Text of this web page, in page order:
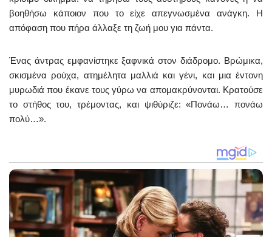
βοηθήσω κάποιον που το είχε απεγνωσμένα ανάγκη. Η
απόφαση που πήρα άλλαξε τη ζωή μου για πάντα.
Ένας άντρας εμφανίστηκε ξαφνικά στον διάδρομο. Βρώμικα,
σκισμένα ρούχα, ατημέλητα μαλλιά και γένι, και μια έντονη
μυρωδιά που έκανε τους γύρω να απομακρύνονται. Κρατούσε
το στήθος του, τρέμοντας, και ψιθύριζε: «Πονάω… πονάω
πολύ…».